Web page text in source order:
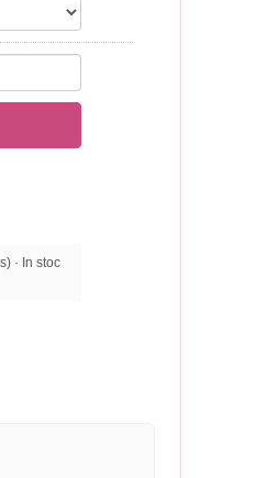
· In stoc